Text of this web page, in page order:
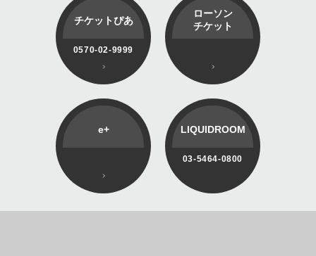
チケットぴあ
0570-02-9999
ローソン
チケット
e+ LIQUIDROOM
03-5464-0800